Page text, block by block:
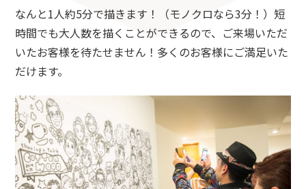
なんと1人約5分で描きます！（モノクロなら3分！）短
時間でも大人数を描くことができるので、ご来場いただ
いたお客様を待たせません！多くのお客様にご満足いた
だけます。